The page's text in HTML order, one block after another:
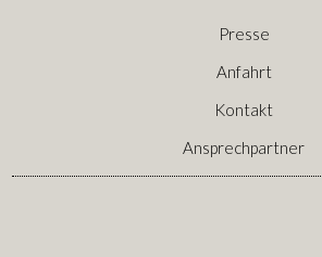
Presse
Anfahrt
Kontakt
Ansprechpartner